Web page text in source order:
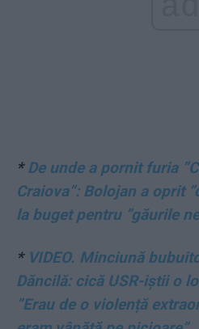
*De unde a pornit furia
Craiova”: Bolojan a oprit
la buget pentru ”găurile
* VIDEO. Minciună
Dăncilă: cică USR-iștii o
”Erau de o violență